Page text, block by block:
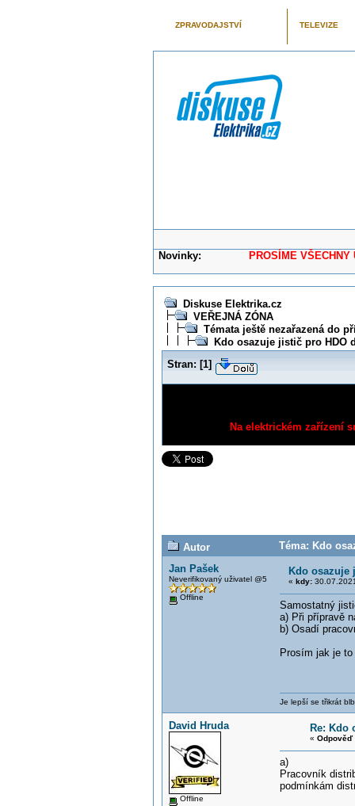
ZPRAVODAJSTVÍ TELEVIZE
Novinky: PROSÍME VŠECHNY
Diskuse Elektrika.cz
VEŘEJNÁ ZÓNA
Témata ještě nezařazená do
Kdo osazuje jistič pro HDO
Stran: [1]
Na elektrickém zařízení
Autor
Téma: Kdo
Jan Pašek
Neverifikovaný uživatel @5
Offline
Kdo osazuje
« kdy:
Samostatný
a) Při přípravě
b) Osadí
Prosím jak je to
Je lepší se třikrát
David Hruda
Offline
Re: Kdo
« Odpověď
a)
Pracovník
podmínkám